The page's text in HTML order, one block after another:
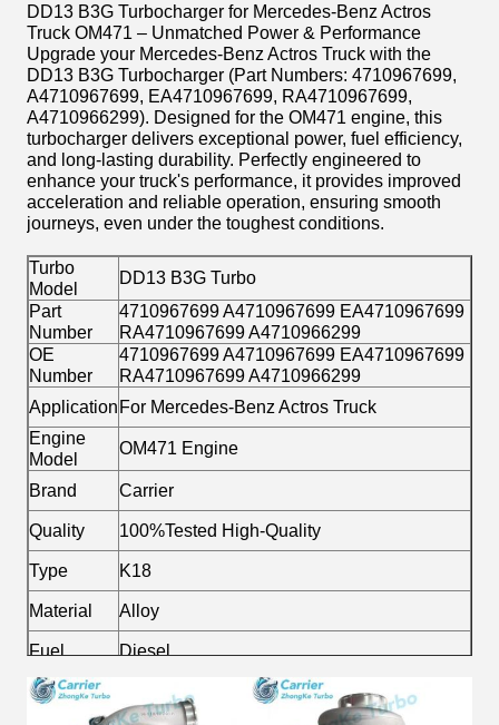
DD13 B3G Turbocharger for Mercedes-Benz Actros
Truck OM471 – Unmatched Power & Performance
Upgrade your Mercedes-Benz Actros Truck with the
DD13 B3G Turbocharger (Part Numbers: 4710967699,
A4710967699, EA4710967699, RA4710967699,
A4710966299). Designed for the OM471 engine, this
turbocharger delivers exceptional power, fuel efficiency,
and long-lasting durability. Perfectly engineered to
enhance your truck's performance, it provides improved
acceleration and reliable operation, ensuring smooth
journeys, even under the toughest conditions.
Turbo
Model
DD13 B3G Turbo
Part
Number
4710967699 A4710967699 EA4710967699
RA4710967699 A4710966299
OE
Number
4710967699 A4710967699 EA4710967699
RA4710967699 A4710966299
ApplicationFor Mercedes-Benz Actros Truck
Engine
Model
OM471 Engine
Brand
Carrier
Quality
100%Tested High-Quality
Type
K18
Material
Alloy
Fuel
Diesel